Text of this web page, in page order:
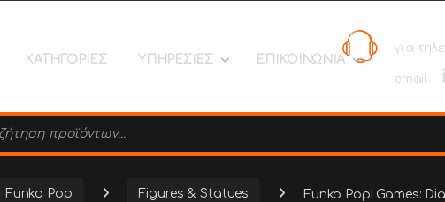
ΚΑΤΗΓΟΡΙΕΣ ΥΠΗΡΕΣΙΕΣ ΕΠΙΚΟΙΝΩΝΙΑ
για
email:
Funko Pop Figures & Statues Funko Pop! Games: